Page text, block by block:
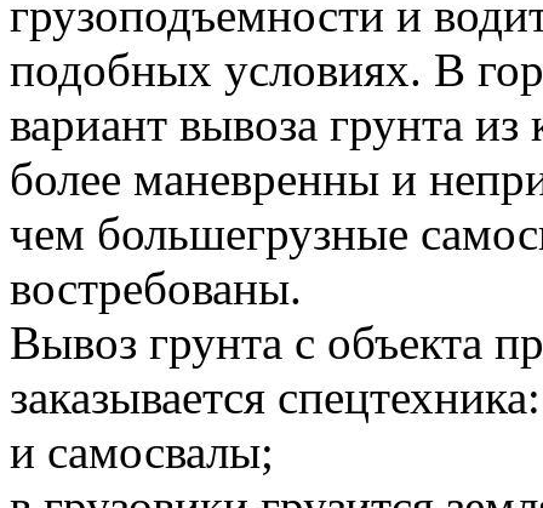
грузоподъемности и
подобных условиях. В
вариант вывоза грунта
более маневренны и
чем большегрузные
востребованы.
Вывоз грунта с объекта
заказывается
и самосвалы;